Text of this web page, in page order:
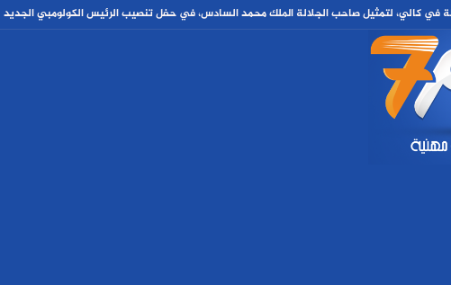
في كالي، لتمثيل صاحب الجلالة الملك محمد السادس، في حفل تنصيب الرئيس الكولومبي الجديد